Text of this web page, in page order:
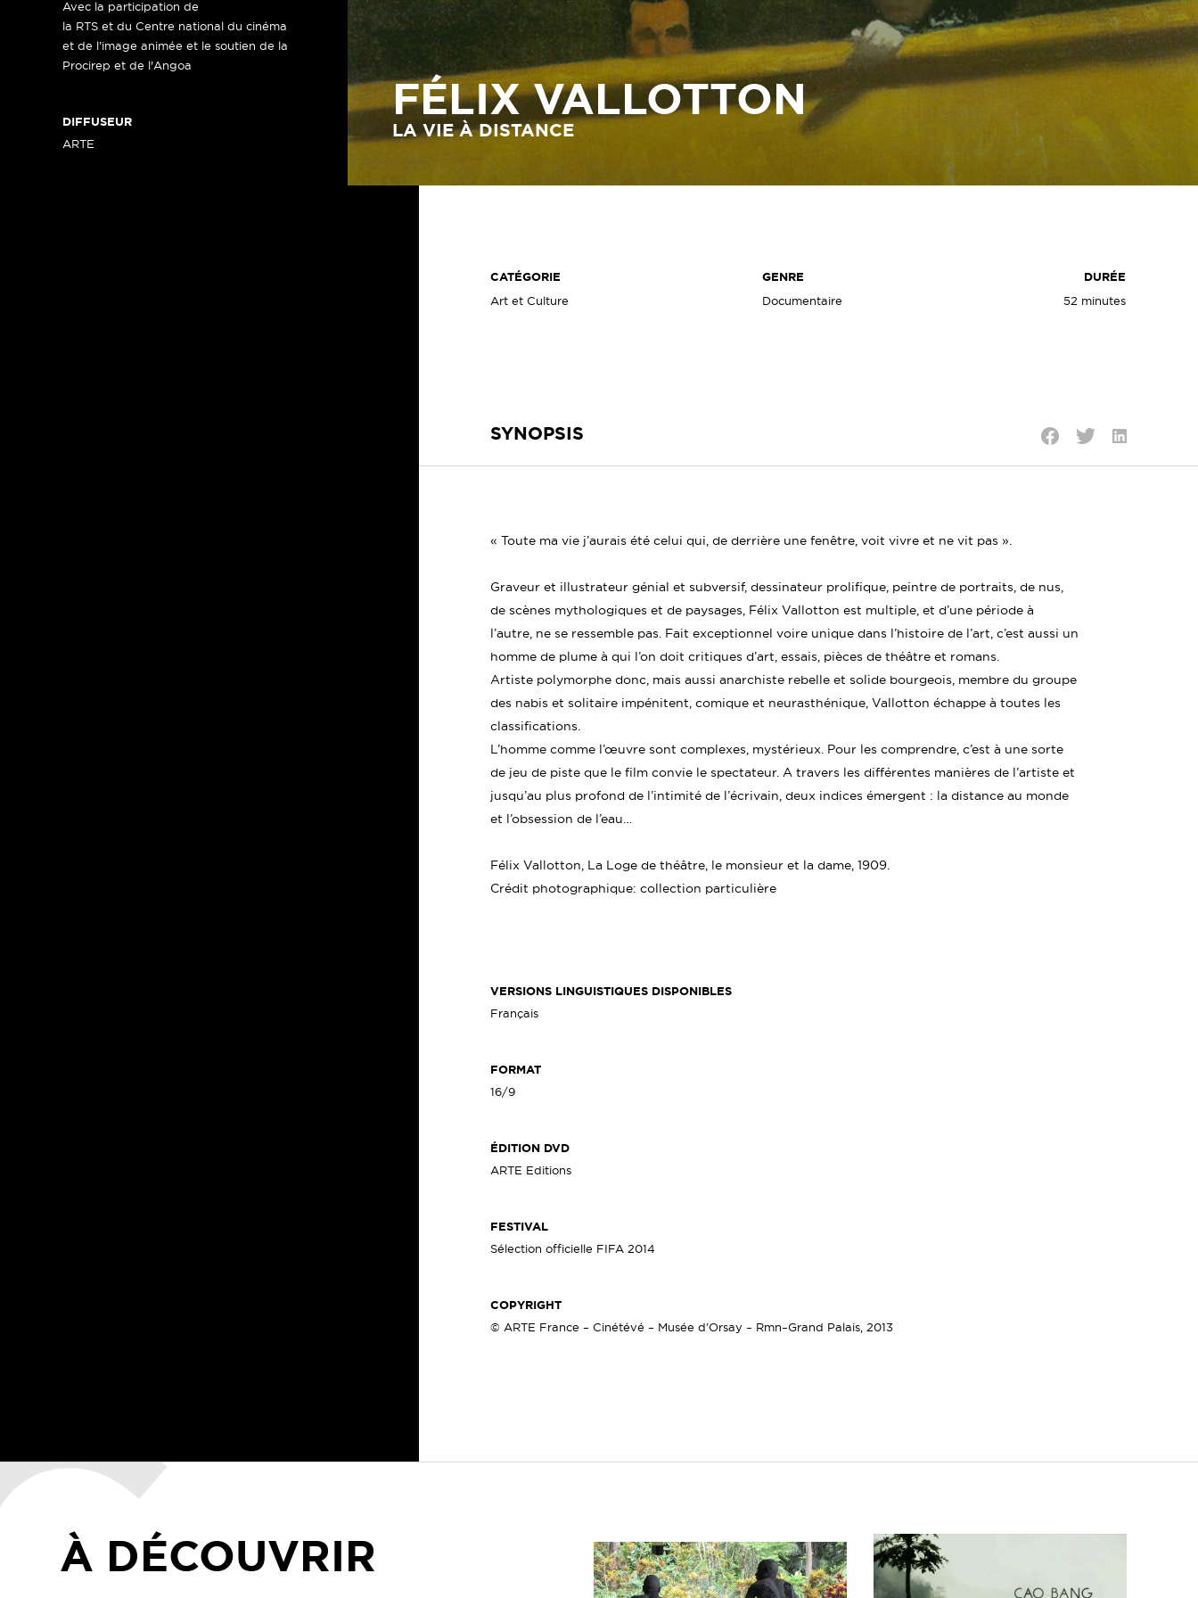
Avec la participation de
la RTS et du Centre national du cinéma
et de l’image animée et le soutien de la
Procirep et de l'Angoa
DIFFUSEUR
ARTE
FÉLIX VALLOTTON
LA VIE À DISTANCE
CATÉGORIE
Art et Culture
GENRE
Documentaire
DURÉE
52 minutes
SYNOPSIS
« Toute ma vie j’aurais été celui qui, de derrière une fenêtre, voit vivre et ne vit pas ».
Graveur et illustrateur génial et subversif, dessinateur prolifique, peintre de portraits, de nus,
de scènes mythologiques et de paysages, Félix Vallotton est multiple, et d’une période à
l’autre, ne se ressemble pas. Fait exceptionnel voire unique dans l’histoire de l’art, c’est aussi un
homme de plume à qui l’on doit critiques d’art, essais, pièces de théâtre et romans.
Artiste polymorphe donc, mais aussi anarchiste rebelle et solide bourgeois, membre du groupe
des nabis et solitaire impénitent, comique et neurasthénique, Vallotton échappe à toutes les
classifications.
L’homme comme l’œuvre sont complexes, mystérieux. Pour les comprendre, c’est à une sorte
de jeu de piste que le film convie le spectateur. A travers les différentes manières de l’artiste et
jusqu’au plus profond de l’intimité de l’écrivain, deux indices émergent : la distance au monde
et l’obsession de l’eau…
Félix Vallotton, La Loge de théâtre, le monsieur et la dame, 1909.
Crédit photographique: collection particulière
VERSIONS LINGUISTIQUES DISPONIBLES
Français
FORMAT
16/9
ÉDITION DVD
ARTE Editions
FESTIVAL
Sélection officielle FIFA 2014
COPYRIGHT
© ARTE France – Cinétévé – Musée d’Orsay – Rmn–Grand Palais, 2013
À DÉCOUVRIR